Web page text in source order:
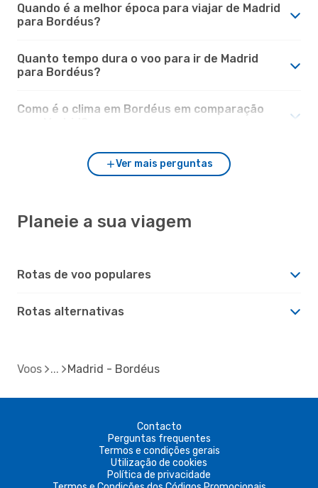
Quando é a melhor época para viajar de Madrid
para Bordéus?
Quanto tempo dura o voo para ir de Madrid
para Bordéus?
Como é o clima em Bordéus em comparação
Ver mais perguntas
Planeie a sua viagem
Rotas de voo populares
Rotas alternativas
Voos Madrid - Bordéus
Contacto
Perguntas frequentes
Termos e condições gerais
Utilização de cookies
Política de privacidade